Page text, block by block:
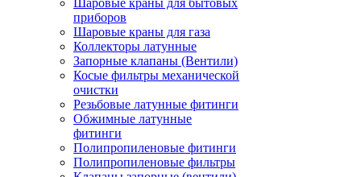
Шаровые краны для бытовых
приборов
Шаровые краны для газа
Коллекторы латунные
Запорные клапаны (Вентили)
Косые фильтры механической
очистки
Резьбовые латунные фитинги
Обжимные латунные
фитинги
Полипропиленовые фитинги
Полипропиленовые фильтры